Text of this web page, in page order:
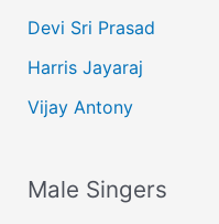
Devi Sri Prasad
Harris Jayaraj
Vijay Antony
Male Singers